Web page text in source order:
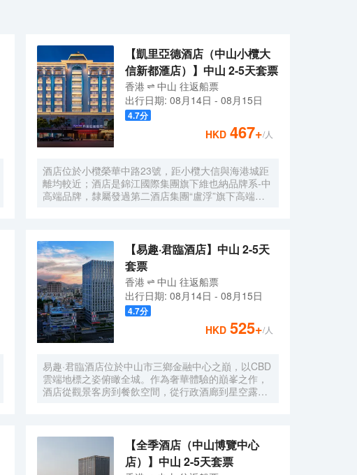
【凱里亞德酒店（中山小欖大
信新都滙店）】中山 2-5天套票
香港 中山 往返船票
出行日期: 08月14日 - 08月15日
4.7分
HKD 467+/人
酒店位於小欖榮華中路23號，距小欖大信與海港城距
離均較近；酒店是錦江國際集團旗下維也納品牌系-中
高端品牌，隸屬發過第二酒店集團“盧浮”旗下高端品
室，棋牌、浴足、餐廳、洗衣房等配套設施，配有地
下停車場，可提供住宿、宴會、會議、自助餐飲、定
製酒會訂組合服務項目，是閣下商務洽談、旅遊休
閒、出差的優質居所。
【易趣·君臨酒店】中山 2-5天
套票
香港 中山 往返船票
出行日期: 08月14日 - 08月15日
4.7分
HKD 525+/人
易趣·君臨酒店位於中山市三鄉金融中心之巔，以CBD
雲端地標之姿俯瞰全城。作為奢華體驗的巔峯之作，
酒店從觀景客房到餐飲空間，從行政酒廊到星空露
【全季酒店（中山博覽中心
店）】中山 2-5天套票